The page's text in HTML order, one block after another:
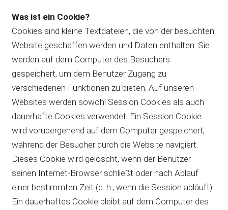
Was ist ein Cookie?
Cookies sind kleine Textdateien, die von der besuchten
Website geschaffen werden und Daten enthalten. Sie
werden auf dem Computer des Besuchers
gespeichert, um dem Benutzer Zugang zu
verschiedenen Funktionen zu bieten. Auf unseren
Websites werden sowohl Session Cookies als auch
dauerhafte Cookies verwendet. Ein Session Cookie
wird vorübergehend auf dem Computer gespeichert,
während der Besucher durch die Website navigiert.
Dieses Cookie wird gelöscht, wenn der Benutzer
seinen Internet-Browser schließt oder nach Ablauf
einer bestimmten Zeit (d. h., wenn die Session abläuft).
Ein dauerhaftes Cookie bleibt auf dem Computer des